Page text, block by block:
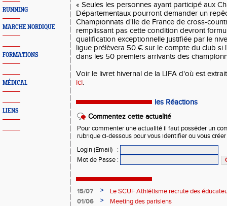
RUNNING
MARCHE NORDIQUE
FORMATIONS
MÉDICAL
LIENS
« Seules les personnes ayant participé aux
Départementaux pourront demander un
Championnats d'Ile de France de cross-
remplissant pas cette condition devront
qualification exceptionnelle justifiée par le
ligue prélèvera 50 € sur le compte du club si
dans les 50 premiers arrivants des
Voir le livret hivernal de la LIFA d'où est
ici.
les Réactions
Commentez cette actualité
Pour commenter une actualité il faut posséder un
rubrique ci-dessous pour vous identifier ou vous
Login (Email)
:
Mot de Passe :
15/07 >
Le SCUF Athlétisme recrute des
2026-2027 !
01/06 >
Meeting des parisiens